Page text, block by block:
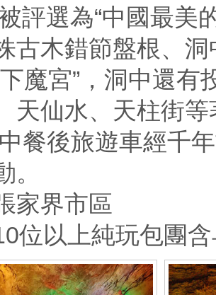
評選為“中國最美
古木錯節盤根、
魔宮”，洞中還
天仙水、天柱街
中餐後旅遊車經千
。
家界市區
位以上純玩包團